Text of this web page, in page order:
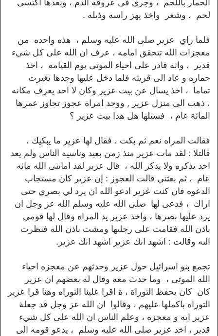
لحم ، وشعر واخذ يهز راسه وذيله .
فلما راي عزير صلى الله عليه وسلم ، هذه واحده من
معجزات الله تتحقق امامه ، عرف ان الله على كل شيء
قدير ، وانه قادر على احياء الموتى يوم القيامه ، اخذ
حماره و عاد الى قريته فلما دخل عليها وجدها تغيرت
تماما ، اخذ يسال عن بيت عزير وكان لا احد يعرف مكانه
، ذهب الى منزل عزير , ووجد امراة عجوز تجاوز عمرها
المائة عام ، فسئلها هل هذا بيت عزير ؟
فقالت المراه نعم ثم بكت ، فقال لها عزير ما يبكيك ،
قالتلا : لقد مات عزير منذ زمن بعيد وناسيه الناس ولم يعد
احد يذكره ولا يذكر الله ، قال عزير لقد اماتنى الله مائه
عام ، ثم بعثني قالت العجوز : إن عزير كان مستجاب
الدعوه فان كنت عزير ادعو الله ان يرد لي بصري حتى
اراك ، فدعى لها صلى الله عليه وسلم الله عز وجل ان
يرد عليها بصرها ، واخذ عزير يد المراه وقال لها قومي
باذن الله فقامت على رجليها ومشت باذن الله فنظرت
الىه وقالت : اشهد انك عزير اشهد انك عزير.
تجمع بنو اسرائيل حول عزير وحدثهم عن معجزه احياء
الله الموتى ، وما حدث معه وقال له بعضهم ان عزير
كان كان يحفظ التوراة ، ة اقرا علينا التوراه وهنا قرا عزير
التوراه باكملها عليهم ، وقالوا ان الله عز وجل قد جعلة
عزير ايه و معجزه ، وعلم الناس ان الله على كل شيء
قدير ، اخذ عزير صلى الله عليه وسلم ، يدعو قومه الى